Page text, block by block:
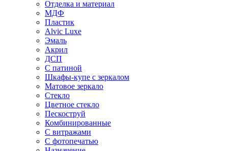
Отделка и материал
МДФ
Пластик
Alvic Luxe
Эмаль
Акрил
ДСП
С патиной
Шкафы-купе с зеркалом
Матовое зеркало
Стекло
Цветное стекло
Пескоструй
Комбинированные
С витражами
С фотопечатью